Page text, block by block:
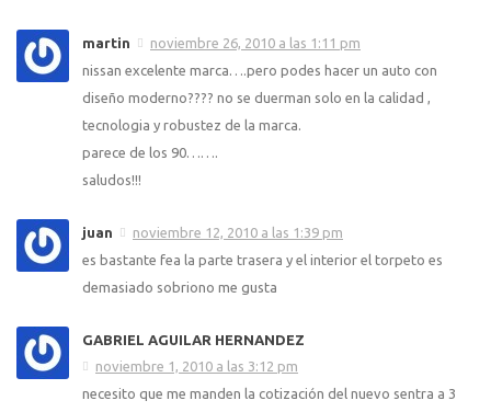
martin
noviembre 26, 2010 a las 1:11 pm
nissan excelente marca….pero podes hacer un auto con
diseño moderno???? no se duerman solo en la calidad ,
tecnologia y robustez de la marca.
parece de los 90…….
saludos!!!
juan
noviembre 12, 2010 a las 1:39 pm
es bastante fea la parte trasera y el interior el torpeto es
demasiado sobriono me gusta
GABRIEL AGUILAR HERNANDEZ
noviembre 1, 2010 a las 3:12 pm
necesito que me manden la cotización del nuevo sentra a 3